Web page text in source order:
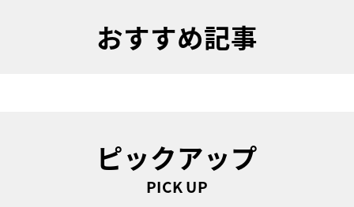
おすすめ記事
ピックアップ
PICK UP